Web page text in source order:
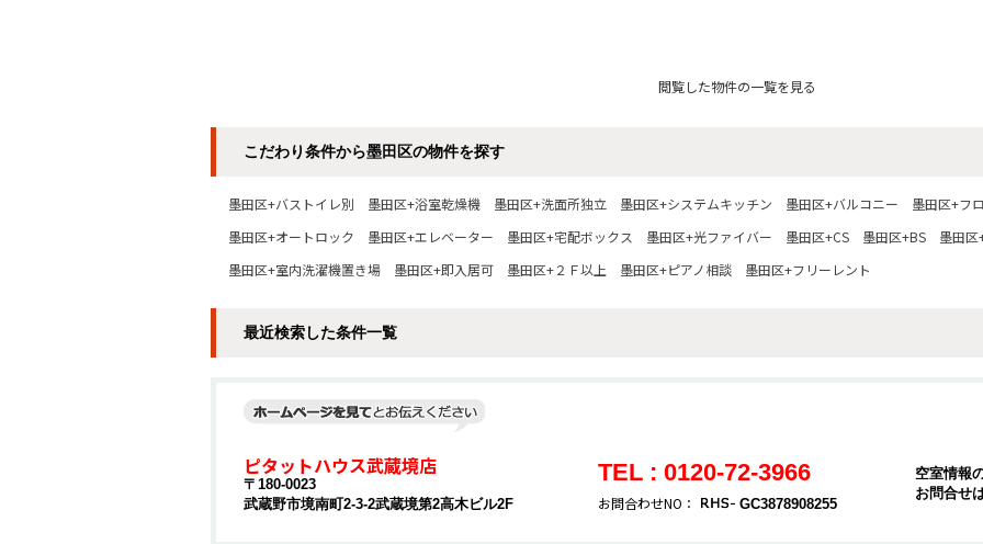
閲覧した物件の一覧を見る
こだわり条件から墨田区の物件を探す
墨田区+バストイレ別 墨田区+浴室乾燥機 墨田区+洗面所独立 墨田区+システムキッチン 墨田区+バルコニー
墨田区+フ
墨田区+オートロック
墨田区+エレベーター 墨田区+宅配ボックス 墨田区+光ファイバー 墨田区+CS 墨田区+BS
墨田区
墨田区+室内洗濯機置き場
墨田区+即入居可 墨田区+２Ｆ以上 墨田区+ピアノ相談 墨田区+フリーレント
最近検索した条件一覧
ピタットハウス武蔵境店
〒180-0023
武蔵野市境南町2-3-2武蔵境第2高木ビル2F
TEL : 0120-72-3966
お問合わせNO： GC3878908255
空室情報
お問合せ